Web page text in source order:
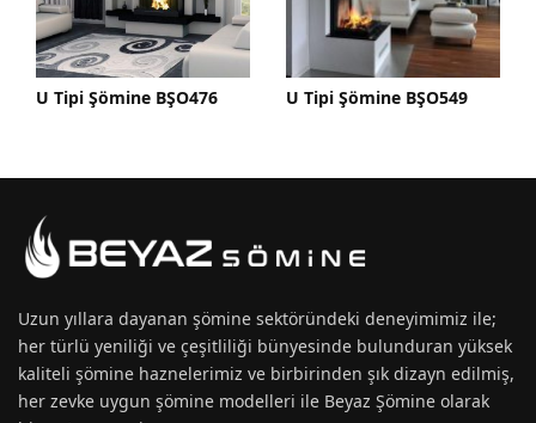
U Tipi Şömine BŞO476 U Tipi Şömine BŞO549
Uzun yıllara dayananşömine sektöründeki deneyimimiz ile;
her türlü yeniliği ve çeşitliliği bünyesinde bulunduran yüksek
kaliteli şömine haznelerimiz ve birbirinden şık dizayn edilmiş,
her zevke uygunşömine modelleri ile Beyaz Şömine olarak